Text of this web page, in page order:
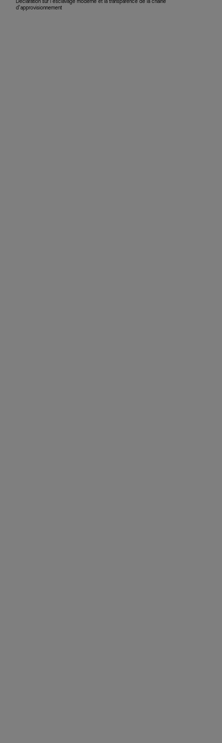
Déclaration sur l’esclavage moderne et la transparence de la chaîne
d’approvisionnement